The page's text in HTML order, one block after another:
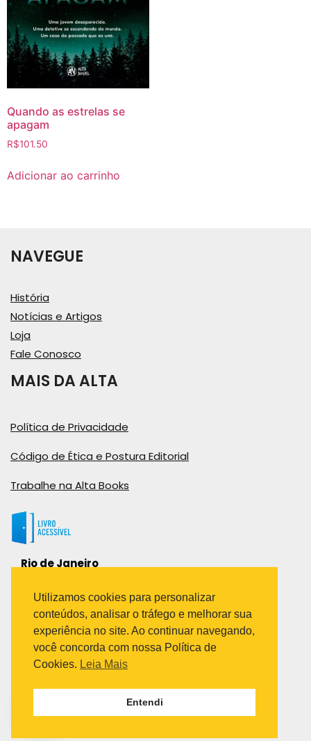
Quando as estrelas se
apagam
R$101.50
Adicionar ao carrinho
NAVEGUE
História
Notícias e Artigos
Loja
Fale Conosco
MAIS DA ALTA
Política de Privacidade
Código de Ética e Postura Editorial
Trabalhe na Alta Books
Rio de Janeiro
Bairro Industrial do Jacaré
Rio de Janeiro – RJ – CEP: 20970-031
Telefone:
(21) 3278-8069
(21) 3995-7512
Avenida Paulista 1636 / sala 1407
Utilizamos cookies para personalizar
conteúdos, analisar o tráfego e melhorar sua
experiência no site. Ao continuar navegando,
você concorda com nossa Política de
Cookies. Leia Mais
Entendi